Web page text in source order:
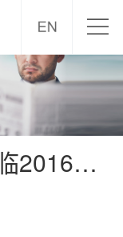
富丽达诚挚邀请您光临2016中国国际纺织面料及辅料（春夏）博览会